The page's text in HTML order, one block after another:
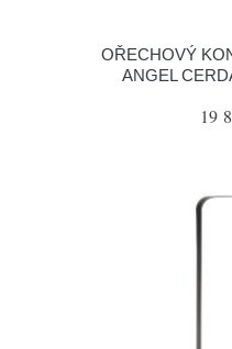
OŘECHOVÝ
ANGEL
19